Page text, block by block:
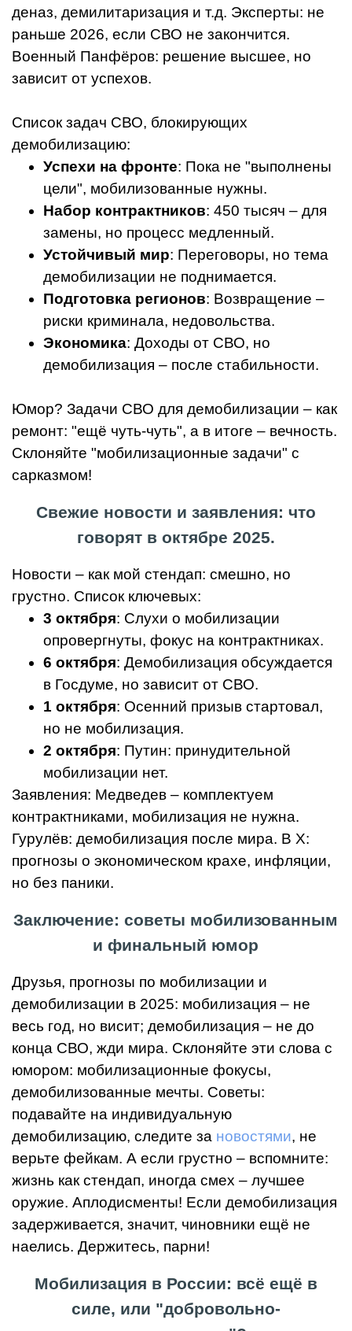
деназ, демилитаризация и т.д. Эксперты: не
раньше 2026, если СВО не закончится.
Военный Панфёров: решение высшее, но
зависит от успехов.
Список задач СВО, блокирующих
демобилизацию:
Успехи на фронте: Пока не "выполнены
цели", мобилизованные нужны.
Набор контрактников: 450 тысяч – для
замены, но процесс медленный.
Устойчивый мир: Переговоры, но тема
демобилизации не поднимается.
Подготовка регионов: Возвращение –
риски криминала, недовольства.
Экономика: Доходы от СВО, но
демобилизация – после стабильности.
Юмор? Задачи СВО для демобилизации – как
ремонт: "ещё чуть-чуть", а в итоге – вечность.
Склоняйте "мобилизационные задачи" с
сарказмом!
Свежие новости и заявления: что
говорят в октябре 2025.
Новости – как мой стендап: смешно, но
грустно. Список ключевых:
3 октября: Слухи о мобилизации
опровергнуты, фокус на контрактниках.
6 октября: Демобилизация обсуждается
в Госдуме, но зависит от СВО.
1 октября: Осенний призыв стартовал,
но не мобилизация.
2 октября: Путин: принудительной
мобилизации нет.
Заявления: Медведев – комплектуем
контрактниками, мобилизация не нужна.
Гурулёв: демобилизация после мира. В X:
прогнозы о экономическом крахе, инфляции,
но без паники.
Заключение: советы мобилизованным
и финальный юмор
Друзья, прогнозы по мобилизации и
демобилизации в 2025: мобилизация – не
весь год, но висит; демобилизация – не до
конца СВО, жди мира. Склоняйте эти слова с
юмором: мобилизационные фокусы,
демобилизованные мечты. Советы:
подавайте на индивидуальную
демобилизацию, следите за новостями, не
верьте фейкам. А если грустно – вспомните:
жизнь как стендап, иногда смех – лучшее
оружие. Аплодисменты! Если демобилизация
задерживается, значит, чиновники ещё не
наелись. Держитесь, парни!
Мобилизация в России: всё ещё в
силе, или "добровольно-